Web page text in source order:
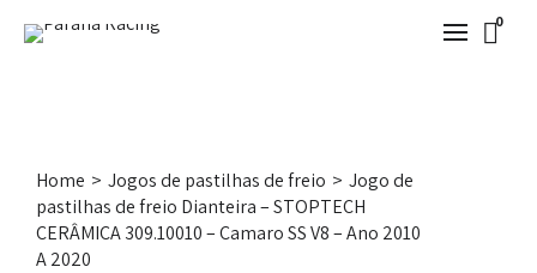
0
Home > Jogos de pastilhas de freio > Jogo de
pastilhas de freio Dianteira – STOPTECH
CERÂMICA 309.10010 – Camaro SS V8 – Ano 2010
A 2020